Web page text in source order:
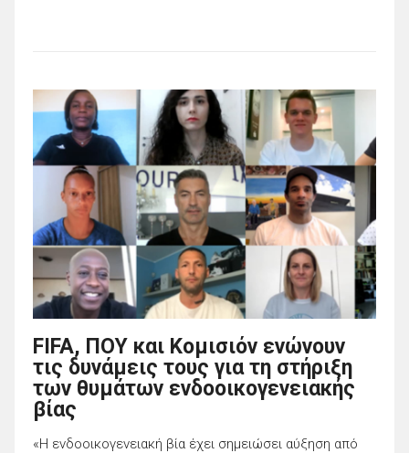
FIFA, ΠΟΥ και Κομισιόν ενώνουν
τις δυνάμεις τους για τη στήριξη
των θυμάτων ενδοοικογενειακής
βίας
«Η ενδοοικογενειακή βία έχει σημειώσει αύξηση από